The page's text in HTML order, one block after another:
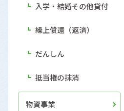
入学・結婚その他貸付
繰上償還（返済）
だんしん
抵当権の抹消
物資事業